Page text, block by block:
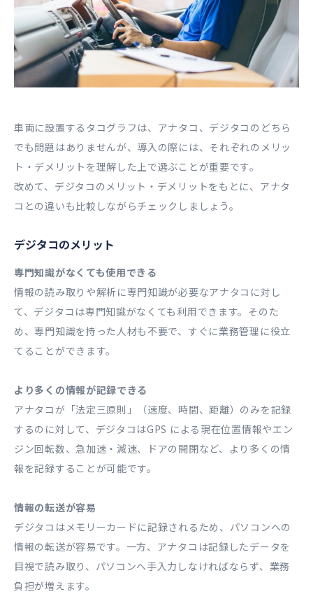
車両に設置するタコグラフは、アナタコ、デジタコのどちら
でも問題はありませんが、導入の際には、それぞれのメリッ
ト・デメリットを理解した上で選ぶことが重要です。
改めて、デジタコのメリット・デメリットをもとに、アナタ
コとの違いも比較しながらチェックしましょう。
デジタコのメリット
専門知識がなくても使用できる
情報の読み取りや解析に専門知識が必要なアナタコに対し
て、デジタコは専門知識がなくても利用できます。そのた
め、専門知識を持った人材も不要で、すぐに業務管理に役立
てることができます。
より多くの情報が記録できる
アナタコが「法定三原則」（速度、時間、距離）のみを記録
するのに対して、デジタコはGPS による現在位置情報やエン
ジン回転数、急加速・減速、ドアの開閉など、より多くの情
報を記録することが可能です。
情報の転送が容易
デジタコはメモリーカードに記録されるため、パソコンへの
情報の転送が容易です。一方、アナタコは記録したデータを
目視で読み取り、パソコンへ手入力しなければならず、業務
負担が増えます。